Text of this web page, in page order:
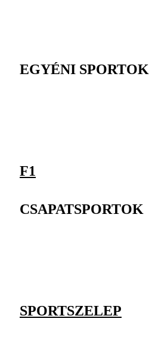
EGYÉNI SPORTOK
F1
CSAPATSPORTOK
SPORTSZELEP